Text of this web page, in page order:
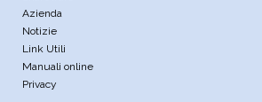
Azienda
Notizie
Link Utili
Manuali online
Privacy